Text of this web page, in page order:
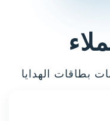
بطاقات الهدايا